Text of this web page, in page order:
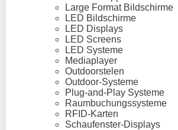
Large Format Bildschirme
LED Bildschirme
LED Displays
LED Screens
LED Systeme
Mediaplayer
Outdoorstelen
Outdoor-Systeme
Plug-and-Play Systeme
Raumbuchungssysteme
RFID-Karten
Schaufenster-Displays